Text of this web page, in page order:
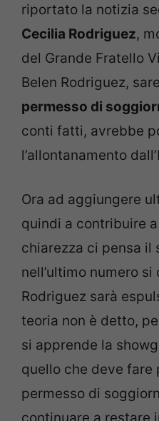
riportato la notizia
Cecilia Rodriguez,
del Grande Fratello
Belen Rodriguez,
permesso di
conti fatti, avrebbe
l’allontanamento
Ora ad aggiungere
quindi a contribuire a
chiarezza ci pensa il
nell’ultimo numero si
Rodriguez sarà
teoria non è detto,
si apprende la
quello che deve fare
permesso di